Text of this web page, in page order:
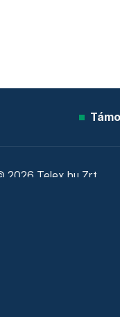
2026 Telex.hu Zrt.